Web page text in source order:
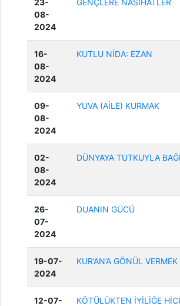
23-
08-
2024
GENÇLERE NASİHATLER
16-
08-
2024
KUTLU NİDA: EZAN
09-
08-
2024
YUVA (AİLE) KURMAK
02-
08-
2024
DÜNYAYA TUTKUYLA
26-
07-
2024
DUANIN GÜCÜ
19-07-
2024
KUR’AN’A GÖNÜL VERMEK
12-07-
KÖTÜLÜKTEN İYİLİĞE